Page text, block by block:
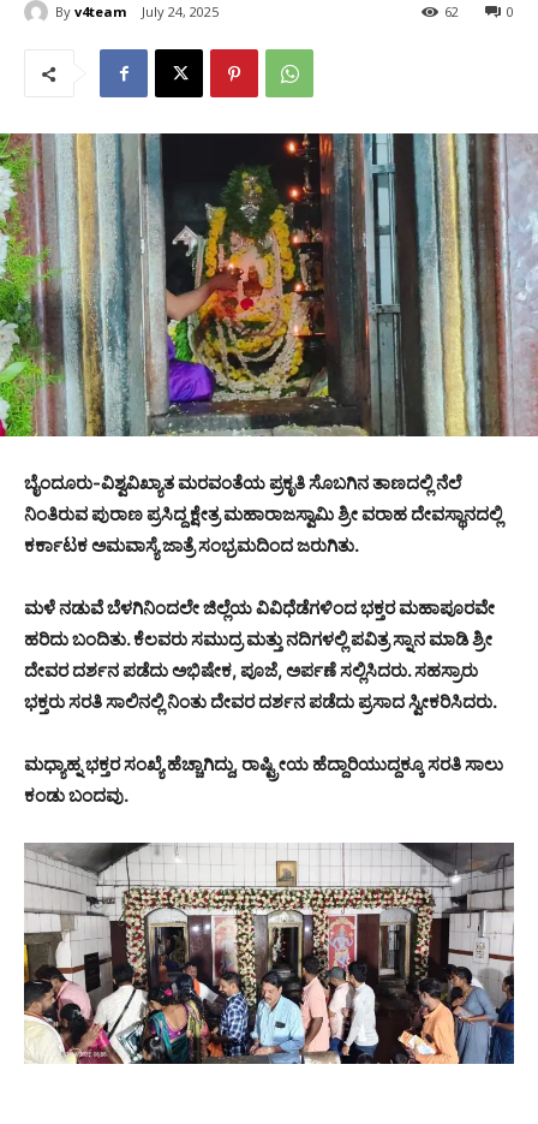
By v4team July 24, 2025 0
62
ಬೈಂದೂರು-ವಿಶ್ವವಿಖ್ಯಾತ ಮರವಂತೆಯ ಪ್ರಕೃತಿ ಸೊಬಗಿನ ತಾಣದಲ್ಲಿ ನೆಲೆ
ನಿಂತಿರುವ ಪುರಾಣ ಪ್ರಸಿದ್ದ ಕ್ಷೇತ್ರ ಮಹಾರಾಜಸ್ವಾಮಿ ಶ್ರೀ ವರಾಹ ದೇವಸ್ಥಾನದಲ್ಲಿ
ಕರ್ಕಾಟಕ ಅಮವಾಸ್ಯೆ ಜಾತ್ರೆ ಸಂಭ್ರಮದಿಂದ ಜರುಗಿತು.
ಮಳೆ ನಡುವೆ ಬೆಳಗಿನಿಂದಲೇ ಜಿಲ್ಲೆಯ ವಿವಿಧೆಡೆಗಳಿಂದ ಭಕ್ತರ ಮಹಾಪೂರವೇ
ಹರಿದು ಬಂದಿತು. ಕೆಲವರು ಸಮುದ್ರ ಮತ್ತು ನದಿಗಳಲ್ಲಿ ಪವಿತ್ರ ಸ್ನಾನ ಮಾಡಿ ಶ್ರೀ
ದೇವರ ದರ್ಶನ ಪಡೆದು ಅಭಿಷೇಕ, ಪೂಜೆ, ಅರ್ಪಣೆ ಸಲ್ಲಿಸಿದರು. ಸಹಸ್ರಾರು
ಭಕ್ತರು ಸರತಿ ಸಾಲಿನಲ್ಲಿ ನಿಂತು ದೇವರ ದರ್ಶನ ಪಡೆದು ಪ್ರಸಾದ ಸ್ವೀಕರಿಸಿದರು.
ಮಧ್ಯಾಹ್ನ ಭಕ್ತರ ಸಂಖ್ಯೆ ಹೆಚ್ಚಾಗಿದ್ದು, ರಾಷ್ಟ್ರೀಯ ಹೆದ್ದಾರಿಯುದ್ದಕ್ಕೂ ಸರತಿ ಸಾಲು
ಕಂಡು ಬಂದವು.